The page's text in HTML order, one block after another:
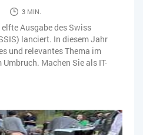
3 MIN.
Ausgabe des Swiss
lanciert. In diesem Jahr
und relevantes Thema im
Machen Sie als IT-